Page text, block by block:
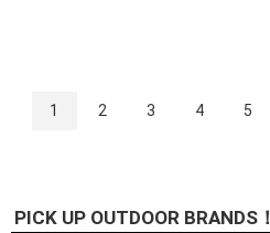
1 2 3 4 5
PICK UP OUTDOOR BRANDS！